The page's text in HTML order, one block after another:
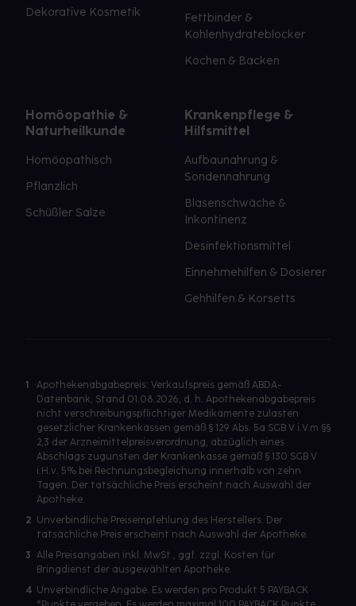
Dekorative Kosmetik
Fettbinder &
Kohlenhydrateblocker
Kochen & Backen
Homöopathie &
Naturheilkunde
Homöopathisch
Pflanzlich
Schüßler Salze
Krankenpflege &
Hilfsmittel
Aufbaunahrung &
Sondennahrung
Blasenschwäche &
Inkontinenz
Desinfektionsmittel
Einnehmehilfen & Dosierer
Gehhilfen & Korsetts
1
Apothekenabgabepreis: Verkaufspreis gemäß ABDA-
Datenbank, Stand 01.08.2026, d. h. Apothekenabgabepreis
nicht verschreibungspflichtiger Medikamente zulasten
gesetzlicher Krankenkassen gemäß § 129 Abs. 5a SGB V i.V.m §§
2,3 der Arzneimittelpreisverordnung, abzüglich eines
Abschlags zugunsten der Krankenkasse gemäß § 130 SGB V
i.H.v. 5% bei Rechnungsbegleichung innerhalb von zehn
Tagen. Der tatsächliche Preis erscheint nach Auswahl der
Apotheke.
2 Unverbindliche Preisempfehlung des Herstellers. Der
tatsächliche Preis erscheint nach Auswahl der Apotheke.
3 Alle Preisangaben inkl. MwSt., ggf. zzgl. Kosten für
Bringdienst der ausgewählten Apotheke.
4 Unverbindliche Angabe. Es werden pro Produkt 5 PAYBACK